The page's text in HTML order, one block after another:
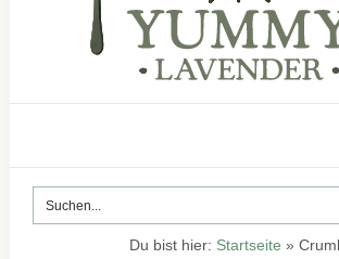
Du bist hier: Startseite »